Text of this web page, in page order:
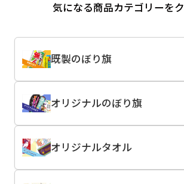
気になる商品カテゴリーを
既製のぼり旗
オリジナルのぼり旗
オリジナルタオル